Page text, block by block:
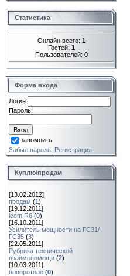
Статистика
Онлайн всего: 1
Гостей: 1
Пользователей: 0
Форма входа
Логин:
Пароль:
запомнить
Забыл пароль| Регистрация
Куплю/продам
[13.02.2012]
продам (1)
[19.12.2011]
icom R6 (0)
[16.10.2011]
Усилитель мощности на ГС31/
ГС35 (3)
[22.05.2011]
Рубрика технической
взаимопомощи (2)
[10.03.2011]
поворотное (0)